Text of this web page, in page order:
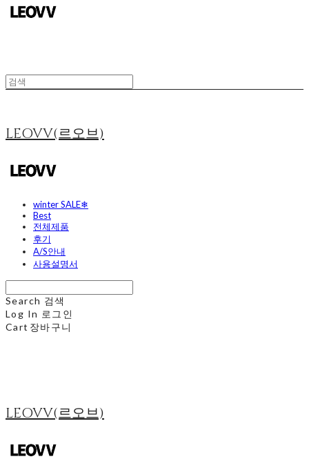
LEOVV(르오브)
winter SALE❄
Best
전체제품
후기
A/S안내
사용설명서
Search 검색
Log In 로그인
Cart 장바구니
LEOVV(르오브)